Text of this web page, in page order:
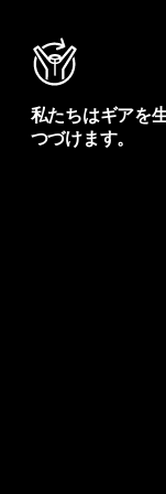
私たちはギアを
つづけます。